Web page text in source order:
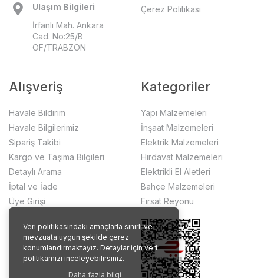
Veri politikasındaki amaçlarla sınırlı ve
mevzuata uygun şekilde çerez
konumlandırmaktayız. Detaylar için veri
politikamızı inceleyebilirsiniz.
Daha fazla bilgi
Ulaşım Bilgileri
İrfanlı Mah. Ankara
Cad. No:25/B
OF/TRABZON
Çerez Politikası
Alışveriş
Havale Bildirim
Havale Bilgilerimiz
Sipariş Takibi
Kargo ve Taşıma Bilgileri
Detaylı Arama
İptal ve İade
Üye Girişi
Kategoriler
Yapı Malzemeleri
İnşaat Malzemeleri
Elektrik Malzemeleri
Hırdavat Malzemeleri
Elektrikli El Aletleri
Bahçe Malzemeleri
Fırsat Reyonu